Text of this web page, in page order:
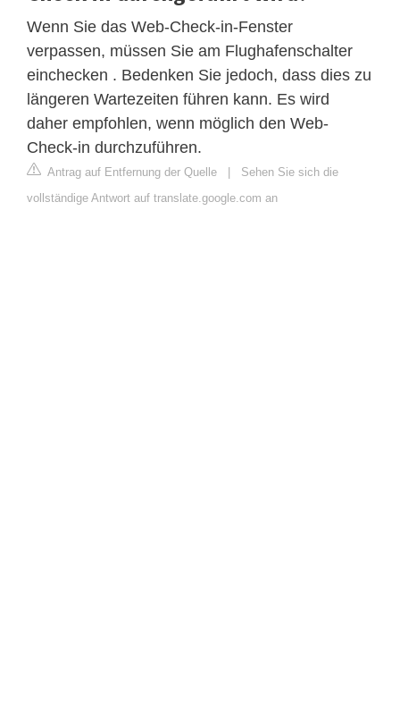
Wenn Sie das Web-Check-in-Fenster
verpassen, müssen Sie am Flughafenschalter
einchecken . Bedenken Sie jedoch, dass dies zu
längeren Wartezeiten führen kann. Es wird
daher empfohlen, wenn möglich den Web-
Check-in durchzuführen.
Antrag auf Entfernung der Quelle | Sehen Sie sich die
vollständige Antwort auf translate.google.com an